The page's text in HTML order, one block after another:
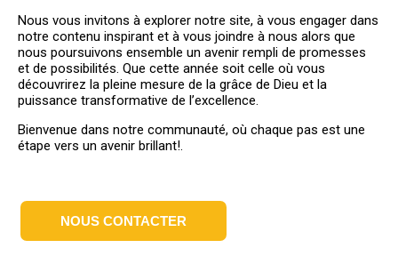
Nous vous invitons à explorer notre site, à vous engager dans
notre contenu inspirant et à vous joindre à nous alors que
nous poursuivons ensemble un avenir rempli de promesses
et de possibilités. Que cette année soit celle où vous
découvrirez la pleine mesure de la grâce de Dieu et la
puissance transformative de l’excellence.
Bienvenue dans notre communauté, où chaque pas est une
étape vers un avenir brillant!.
NOUS CONTACTER